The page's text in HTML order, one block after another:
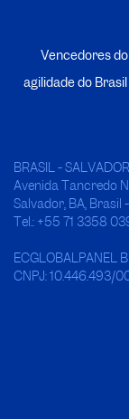
Vencedores
agilidade do
BRASIL - SALVADOR
Avenida Tancredo
Salvador, BA, Brasil
Tel.: +55 71 3358
ECGLOBALPANEL
CNPJ: 10.446.493/